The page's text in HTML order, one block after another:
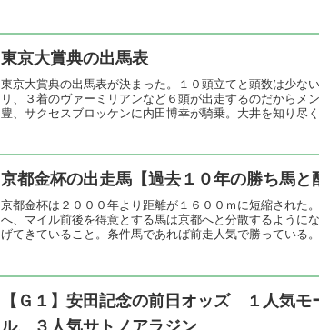
東京大賞典の出馬表
東京大賞典の出馬表が決まった。１０頭立てと頭数は少な
リ、３着のヴァーミリアンなど６頭が出走するのだからメ
豊、サクセスブロッケンに内田博幸が騎乗。大井を知り尽く
京都金杯の出走馬【過去１０年の勝ち馬と
京都金杯は２０００年より距離が１６００ｍに短縮された
へ、マイル前後を得意とする馬は京都へと分散するように
げてきていること。条件馬であれば前走人気で勝っている
【Ｇ１】安田記念の前日オッズ １人気
ル、３人気サトノアラジン